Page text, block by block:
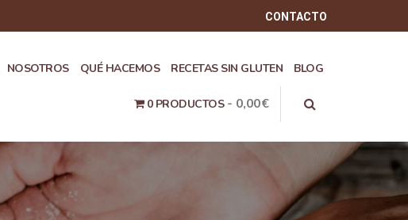
CONTACTO
NOSOTROS QUÉ HACEMOS RECETAS SIN GLUTEN BLOG
0 PRODUCTOS 0,00€